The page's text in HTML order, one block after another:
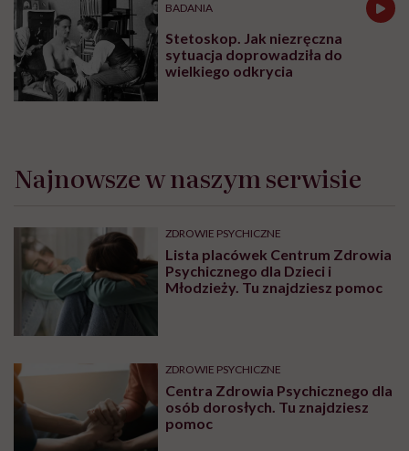
BADANIA
Stetoskop. Jak niezręczna
sytuacja doprowadziła do
wielkiego odkrycia
Najnowsze w naszym serwisie
ZDROWIE PSYCHICZNE
Lista placówek Centrum Zdrowia
Psychicznego dla Dzieci i
Młodzieży. Tu znajdziesz pomoc
ZDROWIE PSYCHICZNE
Centra Zdrowia Psychicznego dla
osób dorosłych. Tu znajdziesz
pomoc